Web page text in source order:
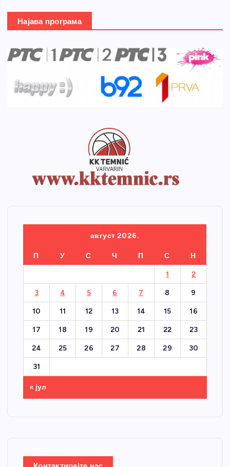
Најава програма
август 2026.
П У С Ч П С Н
1 2
3 4 5 6 7 8 9
10 11 12 13 14 15 16
17 18 19 20 21 22 23
24 25 26 27 28 29 30
31
« јул